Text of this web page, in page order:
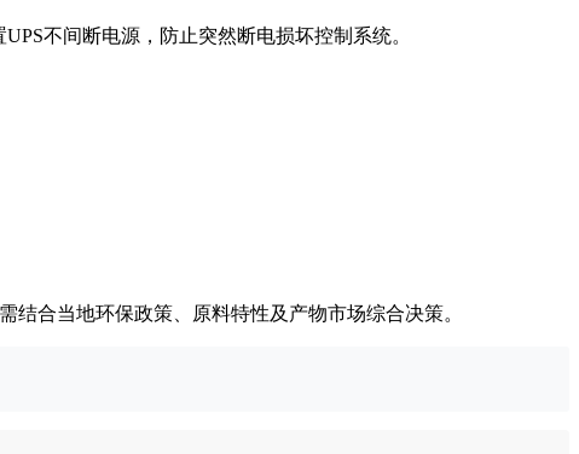
不间断电源，防止突然断电损坏控制系统。
合当地环保政策、原料特性及产物市场综合决策。